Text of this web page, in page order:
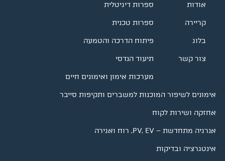
אודות
קריירה
בלוג
צור קשר
ספרות דיגיטלית
ספרות טכנית
פיתוח הדרכה והטמעה
תיעוד הנדסי
מערכות אימון ואימונים חיים
אימונים לשיפור המוכנות למשברים ותקיפות סייבר
אחזקה ושירות לקוח
אנרגיה מתחדשת – PV, EV, רוח ואגירה
אינטגרציה ובדיקות